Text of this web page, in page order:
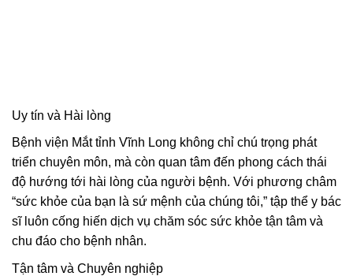
Uy tín và Hài lòng
Bệnh viện Mắt tỉnh Vĩnh Long không chỉ chú trọng phát
triển chuyên môn, mà còn quan tâm đến phong cách thái
độ hướng tới hài lòng của người bệnh. Với phương châm
“sức khỏe của bạn là sứ mệnh của chúng tôi,” tập thể y bác
sĩ luôn cống hiến dịch vụ chăm sóc sức khỏe tận tâm và
chu đáo cho bệnh nhân.
Tận tâm và Chuyên nghiệp